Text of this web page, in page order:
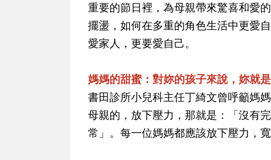
重要的節日裡，為母親帶來驚喜和愛
擺盪，如何在多重的角色生活中更愛
愛家人，更要愛自己。
媽媽的甜蜜：對妳的孩子來說，妳就
書田診所小兒科主任丁綺文曾呼籲媽
母親的，放下壓力，那就是：「沒有
常」。每一位媽媽都應該放下壓力，